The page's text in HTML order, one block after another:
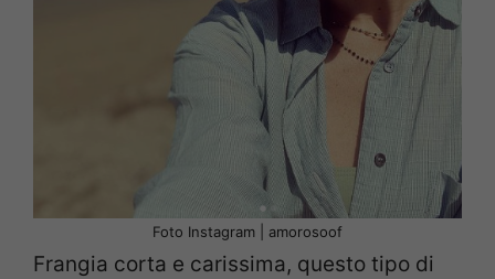
Foto Instagram | amorosoof
Frangia corta e carissima, questo tipo di